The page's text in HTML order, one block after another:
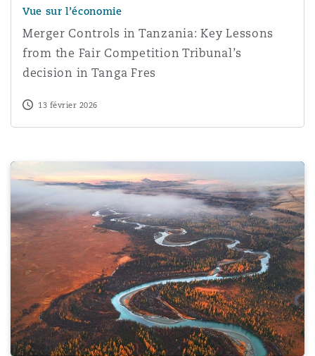
Vue sur l’économie
Merger Controls in Tanzania: Key Lessons
from the Fair Competition Tribunal’s
decision in Tanga Fres
13 février 2026
The Commencement of the Work Health and Safety